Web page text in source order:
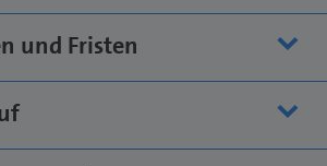
und Fristen